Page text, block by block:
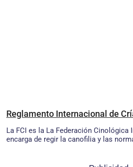
Reglamento Internacional de
La FCI es la La Federación Cinológica
encarga de regir la canofilia y las